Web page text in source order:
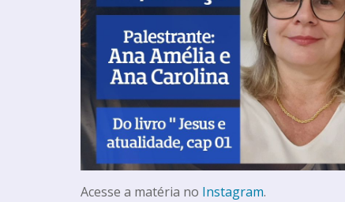
Acesse a matéria no Instagram.